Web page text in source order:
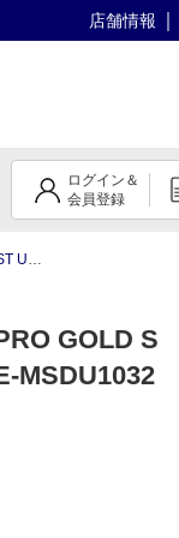
店舗情報
ログイン＆
会員登録
GOLD S
MSDU1032